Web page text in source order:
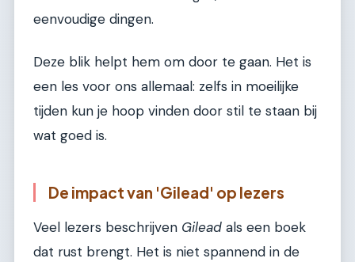
eenvoudige dingen.
Deze blik helpt hem om door te gaan. Het is
een les voor ons allemaal: zelfs in moeilijke
tijden kun je hoop vinden door stil te staan bij
wat goed is.
De impact van 'Gilead' op lezers
Veel lezers beschrijven Gilead als een boek
dat rust brengt. Het is niet spannend in de